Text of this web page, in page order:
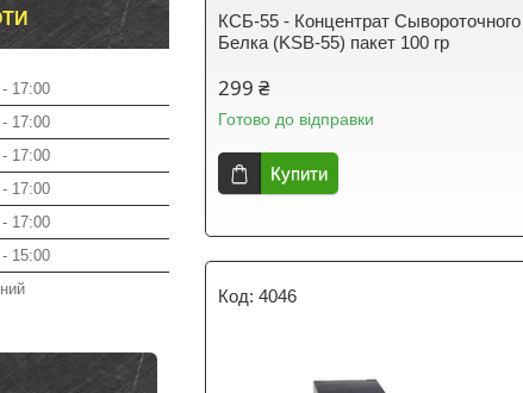
КСБ-55 - Концентрат Сывороточного
Белка (KSB-55) пакет 100 гр
299 ₴
Готово до відправки
Купити
4046
17:00
17:00
17:00
17:00
17:00
15:00